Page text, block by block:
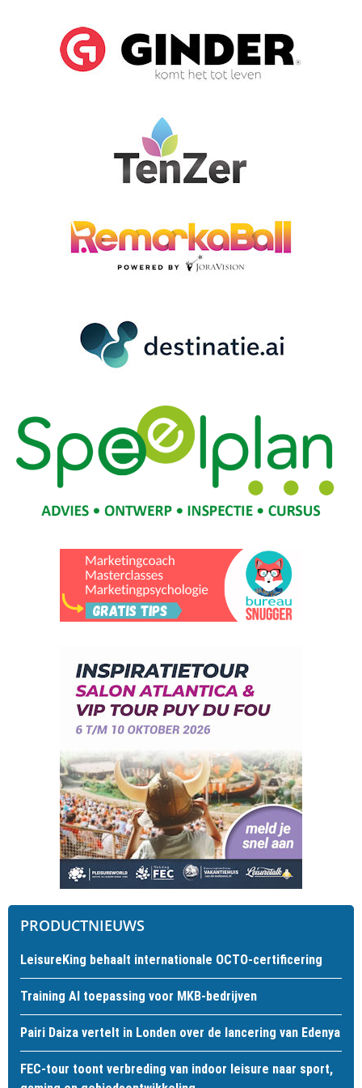
PRODUCTNIEUWS
LeisureKing behaalt internationale OCTO-certificering
Training AI toepassing voor MKB-bedrijven
Pairi Daiza vertelt in Londen over de lancering van Edenya
FEC-tour toont verbreding van indoor leisure naar sport,